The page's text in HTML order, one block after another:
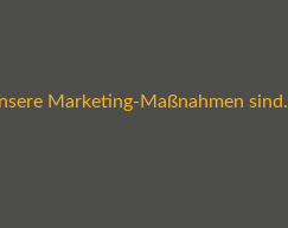
Marketing-Maßnahmen sind.